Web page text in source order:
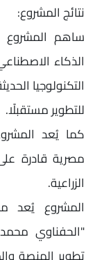
نتائج المشروع:
ساهم
الذكاء
التكنولوجيا
للتطوير مستقبلًا.
مصرية قادرة
الزراعية.
المشروع يُعد
"الحفناوي